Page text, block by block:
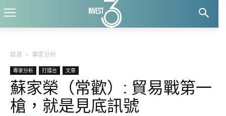
首頁 專家分析
專家分析 打擂台 文章
蘇家榮（常歡）: 貿易戰第一
槍，就是見底訊號